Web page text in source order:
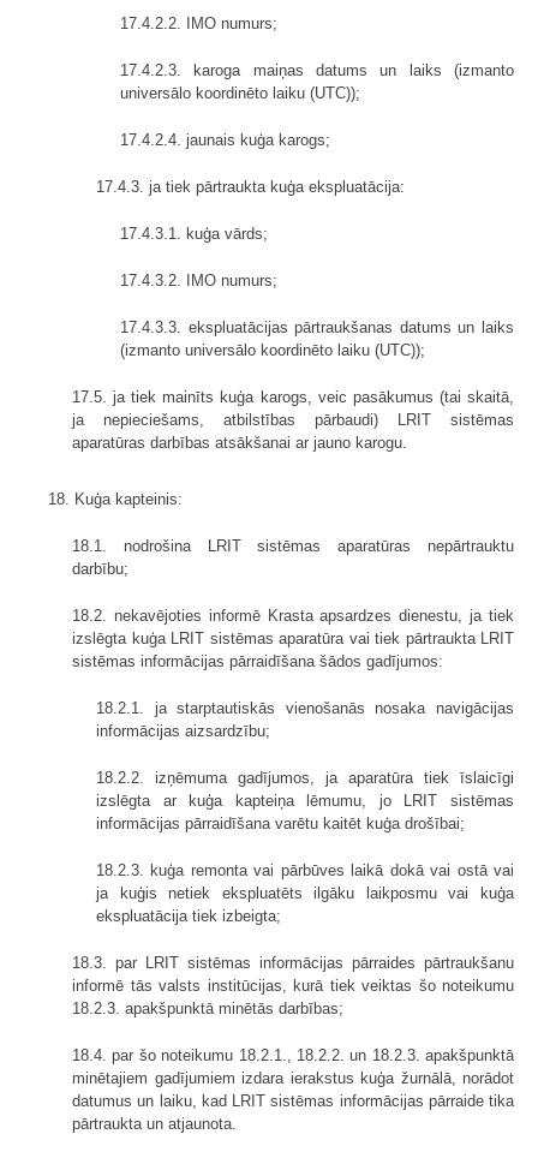
17.4.2.2. IMO numurs;
17.4.2.3. karoga maiņas datums un laiks (izmanto
universālo koordinēto laiku (UTC));
17.4.2.4. jaunais kuģa karogs;
17.4.3. ja tiek pārtraukta kuģa ekspluatācija:
17.4.3.1. kuģa vārds;
17.4.3.2. IMO numurs;
17.4.3.3. ekspluatācijas pārtraukšanas datums un laiks
(izmanto universālo koordinēto laiku (UTC));
17.5. ja tiek mainīts kuģa karogs, veic pasākumus (tai skaitā,
ja nepieciešams, atbilstības pārbaudi) LRIT sistēmas
aparatūras darbības atsākšanai ar jauno karogu.
18. Kuģa kapteinis:
18.1. nodrošina LRIT sistēmas aparatūras nepārtrauktu
darbību;
18.2. nekavējoties informē Krasta apsardzes dienestu, ja tiek
izslēgta kuģa LRIT sistēmas aparatūra vai tiek pārtraukta LRIT
sistēmas informācijas pārraidīšana šādos gadījumos:
18.2.1. ja starptautiskās vienošanās nosaka navigācijas
informācijas aizsardzību;
18.2.2. izņēmuma gadījumos, ja aparatūra tiek īslaicīgi
izslēgta ar kuģa kapteiņa lēmumu, jo LRIT sistēmas
informācijas pārraidīšana varētu kaitēt kuģa drošībai;
18.2.3. kuģa remonta vai pārbūves laikā dokā vai ostā vai
ja kuģis netiek ekspluatēts ilgāku laikposmu vai kuģa
ekspluatācija tiek izbeigta;
18.3. par LRIT sistēmas informācijas pārraides pārtraukšanu
informē tās valsts institūcijas, kurā tiek veiktas šo noteikumu
18.2.3. apakšpunktā minētās darbības;
18.4. par šo noteikumu 18.2.1., 18.2.2. un 18.2.3. apakšpunktā
minētajiem gadījumiem izdara ierakstus kuģa žurnālā, norādot
datumus un laiku, kad LRIT sistēmas informācijas pārraide tika
pārtraukta un atjaunota.